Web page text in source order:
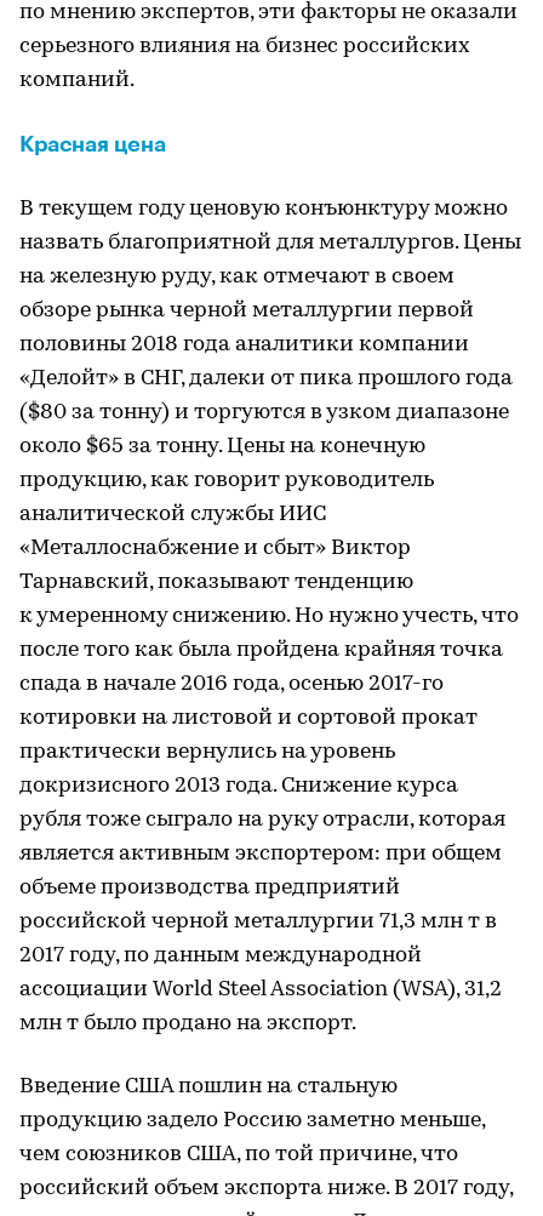
по мнению экспертов, эти факторы не оказали
серьезного влияния на бизнес российских
компаний.
Красная цена
В текущем году ценовую конъюнктуру можно
назвать благоприятной для металлургов. Цены
на железную руду, как отмечают в своем
обзоре рынка черной металлургии первой
половины 2018 года аналитики компании
«Делойт» в СНГ, далеки от пика прошлого года
($80 за тонну) и торгуются в узком диапазоне
около $65 за тонну. Цены на конечную
продукцию, как говорит руководитель
аналитической службы ИИС
«Металлоснабжение и сбыт» Виктор
Тарнавский, показывают тенденцию
к умеренному снижению. Но нужно учесть, что
после того как была пройдена крайняя точка
спада в начале 2016 года, осенью 2017-го
котировки на листовой и сортовой прокат
практически вернулись на уровень
докризисного 2013 года. Снижение курса
рубля тоже сыграло на руку отрасли, которая
является активным экспортером: при общем
объеме производства предприятий
российской черной металлургии 71,3 млн т в
2017 году, по данным международной
ассоциации World Steel Association (WSA), 31,2
млн т было продано на экспорт.
Введение США пошлин на стальную
продукцию задело Россию заметно меньше,
чем союзников США, по той причине, что
российский объем экспорта ниже. В 2017 году,